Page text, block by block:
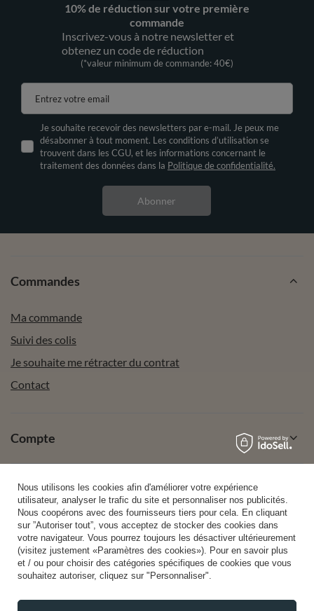
10% de réduction sur votre première
commande
Inscrivez-vous à notre newsletter et
obtenez un code de réduction
(*valeur minimum de commande: 40€)
Entrez votre email
Je souhaite recevoir des newsletters par e-mail. Je peux me
désabonner à tout moment. Les conditions d’utilisation se
trouvent dans les CGU, et les informations concernant le
traitement des données dans la Politique de confidentialité.
Abonner
Commandes
Ma commande
Suivi des colis
Je souhaite me rétracter du contrat
Contact
Compte
Aide
Info
Nous utilisons les cookies afin d'améliorer votre expérience
utilisateur, analyser le trafic du site et personnaliser nos publicités.
Nous coopérons avec des fournisseurs tiers pour cela. En cliquant
sur ”Autoriser tout”, vous acceptez de stocker des cookies dans
votre navigateur. Vous pourrez toujours les désactiver ultérieurement
(visitez justement «Paramètres des cookies»). Pour en savoir plus
et / ou pour choisir des catégories spécifiques de cookies que vous
souhaitez autoriser, cliquez sur "Personnaliser".